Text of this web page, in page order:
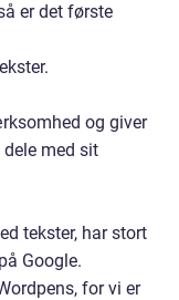
er det første
og giver
med sit
tekster, har stort
Google.
for vi er